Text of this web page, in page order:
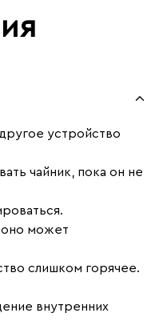
устройство
чайник, пока он не
оно может
слишком горячее.
внутренних